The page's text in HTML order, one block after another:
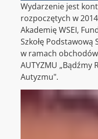
Wydarzenie jest
rozpoczętych w
Akademię WSEI,
Szkołę Podstawową
w ramach obchodów
AUTYZMU „Bądźmy
Autyzmu".